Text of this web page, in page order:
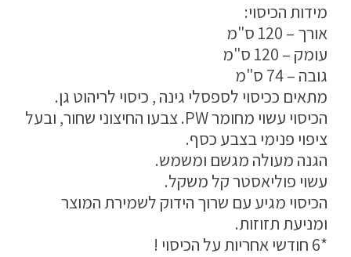
עודפים
אודות
טיפים והמלצות
עבודות אחרונות
צור קשר
מידות הכיסוי:
אורך – 120 ס"מ
עומק – 120 ס"מ
גובה – 74 ס"מ
מתאים ככיסוי לספסלי גינה , כיסוי לריהוט גן.
הכיסוי עשוי מחומר PW. צבעו החיצוני שחור, ובעל
ציפוי פנימי בצבע כסף.
הגנה מעולה מגשם ומשמש.
עשוי פוליאסטר קל משקל.
הכיסוי מגיע עם שרוך הידוק לשמירת המוצר
ומניעת תזוזות.
*6 חודשי אחריות על הכיסוי !